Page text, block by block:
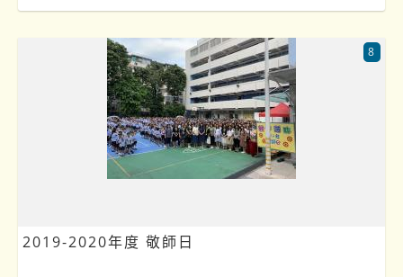
2019-2020年度 敬師日
8